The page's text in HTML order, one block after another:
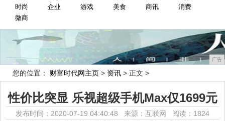
时尚
企业 游戏 美食 商讯
消费
微商
广告
您的位置： 财富时代网主页 > 资讯 > 正文 >
性价比突显 乐视超级手机Max仅1699元
发布时间：2020-07-19 04:40:48 来源：互联网 阅读：1824